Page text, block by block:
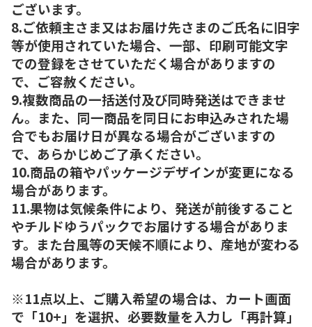
ございます。
8.ご依頼主さま又はお届け先さまのご氏名に旧字
等が使用されていた場合、一部、印刷可能文字
での登録をさせていただく場合がありますの
で、ご容赦ください。
9.複数商品の一括送付及び同時発送はできませ
ん。また、同一商品を同日にお申込みされた場
合でもお届け日が異なる場合がございますの
で、あらかじめご了承ください。
10.商品の箱やパッケージデザインが変更になる
場合があります。
11.果物は気候条件により、発送が前後すること
やチルドゆうパックでお届けする場合がありま
す。また台風等の天候不順により、産地が変わる
場合があります。
※11点以上、ご購入希望の場合は、カート画面
で「10+」を選択、必要数量を入力し「再計算」